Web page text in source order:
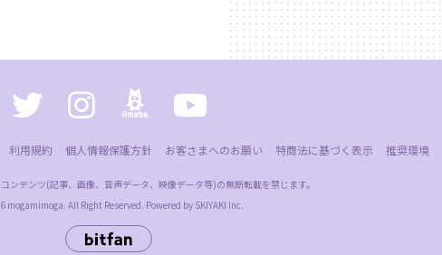
利用規約 個人情報保護方針 お客さまへのお願い 特商法に基づく表示 推奨環境
ンテンツ(記事、画像、音声データ、映像データ等)の無断転載を禁じます。
mogamimoga. All Right Reserved. Powered by SKIYAKI Inc.